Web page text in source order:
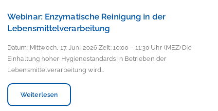
Webinar: Enzymatische Reinigung in der
Lebensmittelverarbeitung
Datum: Mittwoch, 17. Juni 2026 Zeit: 10:00 – 11:30 Uhr (MEZ) Die
Einhaltung hoher Hygienestandards in Betrieben der
Lebensmittelverarbeitung wird…
Weiterlesen